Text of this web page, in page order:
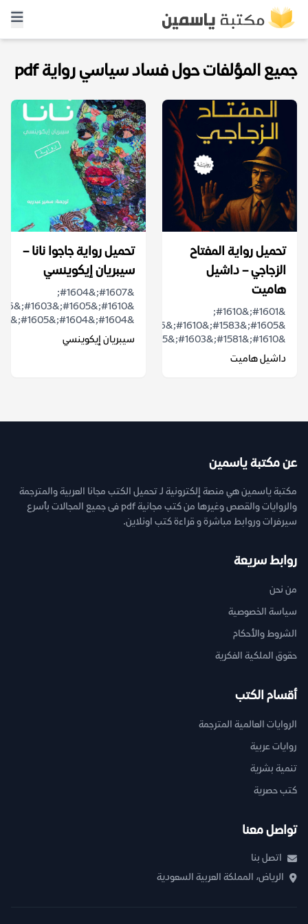
جميع المؤلفات حول فساد سياسي رواية pdf
تحميل رواية المفتاح
الزجاجي – داشيل
هاميت
&#1601;&#1610;
&#1605;&#1583;&#1610;&#1606;&#1577;
&#1610;&#1581;&#1603;&#1605;&...
داشيل هاميت
تحميل رواية جاجوا نانا –
سيبريان إيكوينسي
&#1607;&#1604;
&#1604;&#1604;&#1605;&#1585;&#1569;...
سيبريان إيكوينسي
عن مكتبة ياسمين
مكتبة ياسمين هي منصة إلكترونية لـ تحميل الكتب مجانا العربية والمترجمة
والروايات والقصص وغيرها من كتب مجانية pdf فى جميع المجالات بأسرع
سيرفرات وروابط مباشرة و قراءة كتب اونلاين.
روابط سريعة
من نحن
سياسة الخصوصية
الشروط والأحكام
حقوق الملكية الفكرية
أقسام الكتب
الروايات العالمية المترجمة
روايات عربية
تنمية بشرية
كتب حصرية
تواصل معنا
اتصل بنا
الرياض، المملكة العربية السعودية